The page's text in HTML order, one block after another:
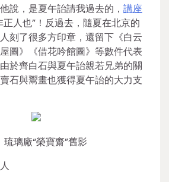
說，是夏午詒請我過去的， 講座
正人也”！反過去，隨夏在北京的
刻了很多方印章，還留下《白云
圖》《借花吟館圖》等數件代表
於齊白石與夏午詒親若兄弟的關
石與鬻畫也獲得夏午詒的大力支
琉璃廠“榮寶齋”舊影